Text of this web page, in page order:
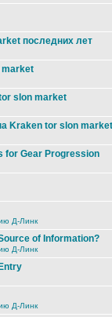
последних лет
market
slon market
Kraken tor slon market
for Gear Progression
Д-Линк
of Information?
Д-Линк
Д-Линк